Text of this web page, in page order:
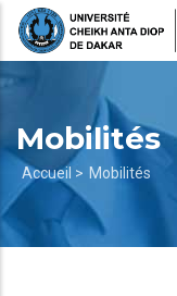
Aller
Mobilités
Fil
d'Ariane
Accueil > Mobilités